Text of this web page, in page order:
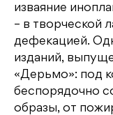
изваяние
– в творческой
дефекацией.
изданий,
«Дерьмо»: под
беспорядочно
образы, от